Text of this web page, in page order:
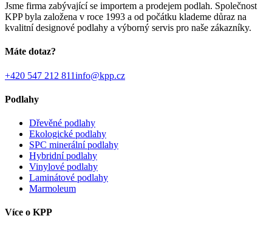
Jsme firma zabývající se importem a prodejem podlah. Společnost
KPP byla založena v roce 1993 a od počátku klademe důraz na
kvalitní designové podlahy a výborný servis pro naše zákazníky.
Máte dotaz?
+420 547 212 811info@kpp.cz
Podlahy
Dřevěné podlahy
Ekologické podlahy
SPC minerální podlahy
Hybridní podlahy
Vinylové podlahy
Laminátové podlahy
Marmoleum
Více o KPP